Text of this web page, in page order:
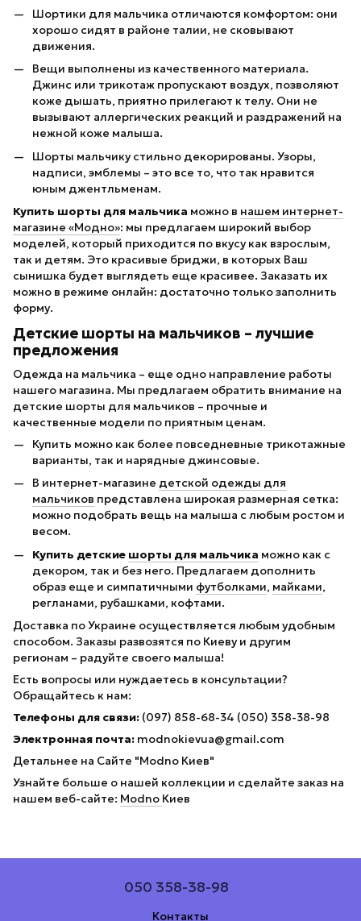
Шортики для мальчика отличаются комфортом: они
хорошо сидят в районе талии, не сковывают
движения.
Вещи выполнены из качественного материала.
Джинс или трикотаж пропускают воздух, позволяют
коже дышать, приятно прилегают к телу. Они не
вызывают аллергических реакций и раздражений на
нежной коже малыша.
Шорты мальчику стильно декорированы. Узоры,
надписи, эмблемы – это все то, что так нравится
юным джентльменам.
Купить шорты для мальчика можно в нашем интернет-
магазине «Модно»: мы предлагаем широкий выбор
моделей, который приходится по вкусу как взрослым,
так и детям. Это красивые бриджи, в которых Ваш
сынишка будет выглядеть еще красивее. Заказать их
можно в режиме онлайн: достаточно только заполнить
форму.
Детские шорты на мальчиков – лучшие
предложения
Одежда на мальчика – еще одно направление работы
нашего магазина. Мы предлагаем обратить внимание на
детские шорты для мальчиков – прочные и
качественные модели по приятным ценам.
Купить можно как более повседневные трикотажные
варианты, так и нарядные джинсовые.
В интернет-магазине детской одежды для
мальчиков представлена широкая размерная сетка:
можно подобрать вещь на малыша с любым ростом и
весом.
Купить детские шорты для мальчика можно как с
декором, так и без него. Предлагаем дополнить
образ еще и симпатичными футболками, майками,
регланами, рубашками, кофтами.
Доставка по Украине осуществляется любым удобным
способом. Заказы развозятся по Киеву и другим
регионам – радуйте своего малыша!
Есть вопросы или нуждаетесь в консультации?
Обращайтесь к нам:
Телефоны для связи: (097) 858-68-34 (050) 358-38-98
Электронная почта: modnokievua@gmail.com
Детальнее на Сайте "Modno Киев"
Узнайте больше о нашей коллекции и сделайте заказ на
нашем веб-сайте: Modno Киев
050 358-38-98
Контакты